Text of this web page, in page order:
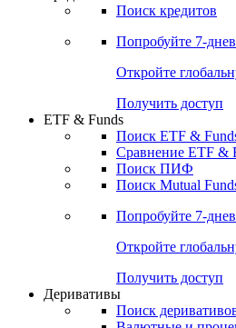
Откройте
Получить доступ
Поиск кредитов
Попробуйте7-
Откройте
Получить доступ
ETF & Funds
Сравнение ETF &
Поиск Mutual
Попробуйте7-
Откройте